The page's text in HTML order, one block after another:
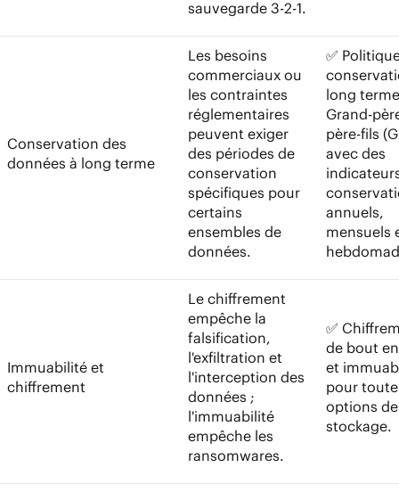
sauvegarde 3-2-1.
Conservation des
données à long terme
Les besoins
commerciaux ou
les contraintes
réglementaires
peuvent exiger
des périodes de
conservation
spécifiques pour
certains
ensembles de
données.
✅
long terme
Grand-
père-fils
avec des
annuels,
mensuels
Immuabilité et
chiffrement
Le chiffrement
empêche la
falsification,
l'exfiltration et
l'interception des
données ;
l'immuabilité
empêche les
ransomwares.
✅
de bout
et
pour
options de
stockage.